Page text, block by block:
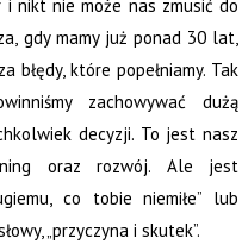
nikt nie może nas zmusić do
gdy mamy już ponad 30 lat,
błędy, które popełniamy. Tak
zachowywać dużą
decyzji. To jest nasz
oraz rozwój. Ale jest
co tobie niemiłe” lub
„przyczyna i skutek”.